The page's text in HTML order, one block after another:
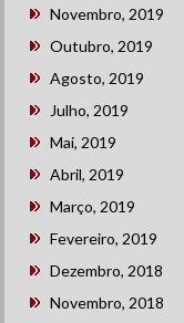
Novembro, 2019
Outubro, 2019
Agosto, 2019
Julho, 2019
Mai, 2019
Abril, 2019
Março, 2019
Fevereiro, 2019
Dezembro, 2018
Novembro, 2018